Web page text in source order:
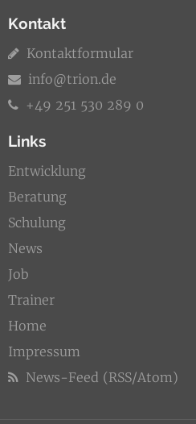
Kontakt
Kontaktformular
info@trion.de
+49 251 530 289 0
Links
Entwicklung
Beratung
Schulung
News
Job
Trainer
Home
Impressum
News-Feed (RSS/Atom)